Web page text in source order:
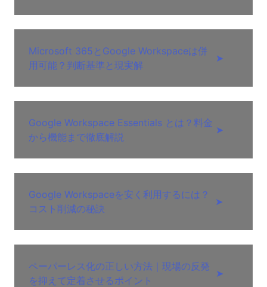
Microsoft 365とGoogle Workspaceは併
用可能？判断基準と現実解
➤
Google Workspace Essentials とは？料金
から機能まで徹底解説
➤
Google Workspaceを安く利用するには？
コスト削減の秘訣
➤
ペーパーレス化の正しい方法｜現場の反発
を抑えて定着させるポイント
➤